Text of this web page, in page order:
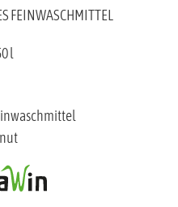
FEINWASCHMITTEL
l